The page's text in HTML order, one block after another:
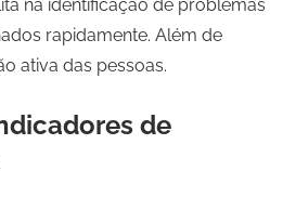
na identificação de problemas
rapidamente. Além de
ativa das pessoas.
de